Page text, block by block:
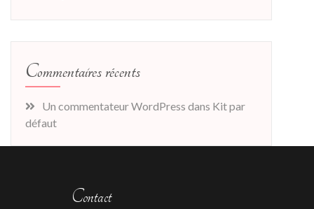
Commentaires récents
Un commentateur WordPress dans Kit par
défaut
Contact